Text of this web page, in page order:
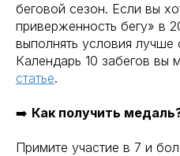
беговой сезон. Если вы
приверженность бегу» в
выполнять условия лучше
Календарь 10 забегов вы
статье.
➡️ Как получить
Примите участие в 7 и